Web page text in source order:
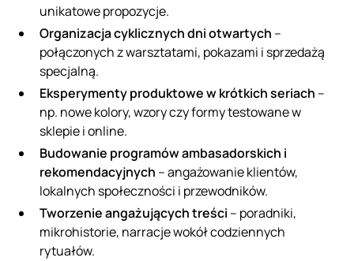
unikatowe propozycje.
Organizacja cyklicznych dni otwartych –
połączonych z warsztatami, pokazami i sprzedażą
specjalną.
Eksperymenty produktowe w krótkich seriach –
np. nowe kolory, wzory czy formy testowane w
sklepie i online.
Budowanie programów ambasadorskich i
rekomendacyjnych – angażowanie klientów,
lokalnych społeczności i przewodników.
Tworzenie angażujących treści – poradniki,
mikrohistorie, narracje wokół codziennych
rytuałów.